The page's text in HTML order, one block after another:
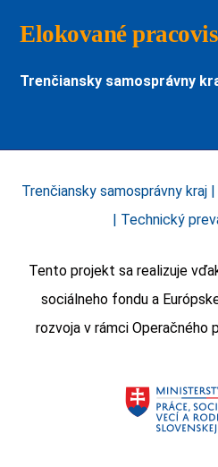
Elokované
Trenčiansky samosprávny
Trenčiansky samosprávny kraj |
| Technický
Tento projekt sa realizuje
sociálneho fondu a
rozvoja v rámci Operačného